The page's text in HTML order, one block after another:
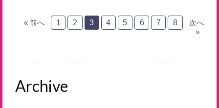
« 前へ 1 2 3 4 5 6 7 8
次へ
»
Archive